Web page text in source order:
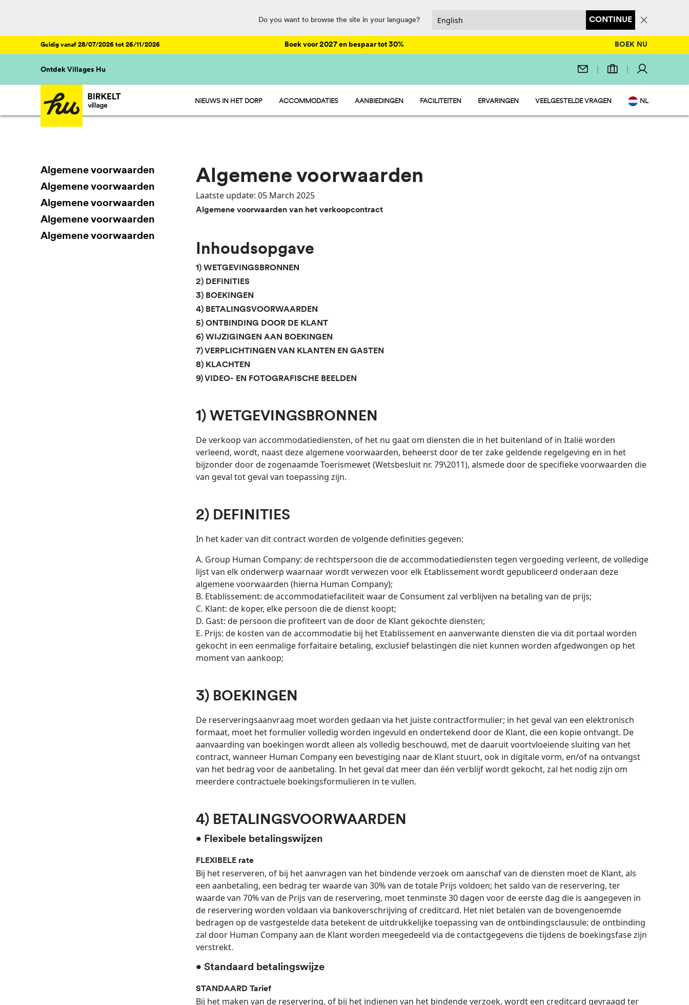
Do you want to browse the site in your language? CONTINUE
Geldig vanaf 28/07/2026 tot 26/11/2026 Boek voor 2027 en bespaar tot 30% BOEK NU
Ontdek Villages Hu
NIEUWS IN HET DORP ACCOMMODATIES
HU CAMP
AANBIEDINGEN FACILITEITEN
HORECA EN MARKET
ERVARINGEN VEELGESTELDE VRAGEN NL
IT
Algemene voorwaarden
Algemene voorwaarden
Algemene voorwaarden
Algemene voorwaarden
Algemene voorwaarden
Algemene voorwaarden
Laatste update: 05 March 2025
Algemene voorwaarden van het verkoopcontract
Inhoudsopgave
1) WETGEVINGSBRONNEN
2) DEFINITIES
3) BOEKINGEN
4) BETALINGSVOORWAARDEN
5) ONTBINDING DOOR DE KLANT
6) WIJZIGINGEN AAN BOEKINGEN
7) VERPLICHTINGEN VAN KLANTEN EN GASTEN
8) KLACHTEN
9) VIDEO- EN FOTOGRAFISCHE BEELDEN
1) WETGEVINGSBRONNEN
De verkoop van accommodatiediensten, of het nu gaat om diensten die in het buitenland of in Italië worden
verleend, wordt, naast deze algemene voorwaarden, beheerst door de ter zake geldende regelgeving en in het
bijzonder door de zogenaamde Toerismewet (Wetsbesluit nr. 79\2011), alsmede door de specifieke voorwaarden die
van geval tot geval van toepassing zijn.
2) DEFINITIES
In het kader van dit contract worden de volgende definities gegeven:
A. Group Human Company: de rechtspersoon die de accommodatiediensten tegen vergoeding verleent, de volledige
lijst van elk onderwerp waarnaar wordt verwezen voor elk Etablissement wordt gepubliceerd onderaan deze
algemene voorwaarden (hierna Human Company);
B. Etablissement: de accommodatiefaciliteit waar de Consument zal verblijven na betaling van de prijs;
C. Klant: de koper, elke persoon die de dienst koopt;
D. Gast: de persoon die profiteert van de door de Klant gekochte diensten;
E. Prijs: de kosten van de accommodatie bij het Etablissement en aanverwante diensten die via dit portaal worden
gekocht in een eenmalige forfaitaire betaling, exclusief belastingen die niet kunnen worden afgedwongen op het
moment van aankoop;
3) BOEKINGEN
De reserveringsaanvraag moet worden gedaan via het juiste contractformulier; in het geval van een elektronisch
formaat, moet het formulier volledig worden ingevuld en ondertekend door de Klant, die een kopie ontvangt. De
aanvaarding van boekingen wordt alleen als volledig beschouwd, met de daaruit voortvloeiende sluiting van het
contract, wanneer Human Company een bevestiging naar de Klant stuurt, ook in digitale vorm, en/of na ontvangst
van het bedrag voor de aanbetaling. In het geval dat meer dan één verblijf wordt gekocht, zal het nodig zijn om
meerdere contractuele boekingsformulieren in te vullen.
4) BETALINGSVOORWAARDEN
• Flexibele betalingswijzen
FLEXIBELE rate
Bij het reserveren, of bij het aanvragen van het bindende verzoek om aanschaf van de diensten moet de Klant, als
een aanbetaling, een bedrag ter waarde van 30% van de totale Prijs voldoen; het saldo van de reservering, ter
waarde van 70% van de Prijs van de reservering, moet tenminste 30 dagen voor de eerste dag die is aangegeven in
de reservering worden voldaan via bankoverschrijving of creditcard. Het niet betalen van de bovengenoemde
bedragen op de vastgestelde data betekent de uitdrukkelijke toepassing van de ontbindingsclausule: de ontbinding
zal door Human Company aan de Klant worden meegedeeld via de contactgegevens die tijdens de boekingsfase zijn
verstrekt.
• Standaard betalingswijze
STANDAARD Tarief
Bij het maken van de reservering, of bij het indienen van het bindende verzoek, wordt een creditcard gevraagd ter